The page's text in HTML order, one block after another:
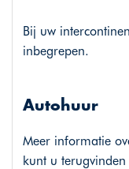
Bij uw
inbegrepen.
Autohuur
Meer informatie
kunt u